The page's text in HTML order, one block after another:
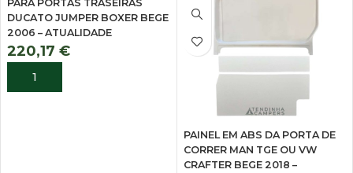
PARA PORTAS TRASEIRAS
DUCATO JUMPER BOXER BEGE
2006 – ATUALIDADE
220,17 €
ADICIONAR
PAINEL EM ABS DA PORTA DE
CORRER MAN TGE OU VW
CRAFTER BEGE 2018 –